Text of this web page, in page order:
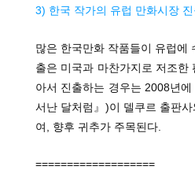
3) 한국 작가의 유럽 만화시장 진
많은 한국만화 작품들이 유럽에
출은 미국과 마찬가지로 저조
아서 진출하는 경우는 2008년
서난 달처럼』)이 델쿠르 출판
여, 향후 귀추가 주목된다.
===================